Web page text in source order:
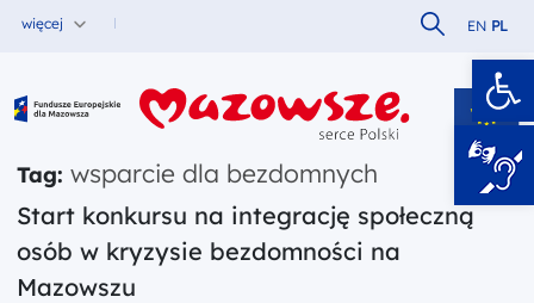
więcej Szukaj w
EN PL
Fundusze Europejskie dla Mazowsza
Tag: wsparcie dla bezdomnych
Start konkursu na integrację społeczną
osób w kryzysie bezdomności na
Mazowszu